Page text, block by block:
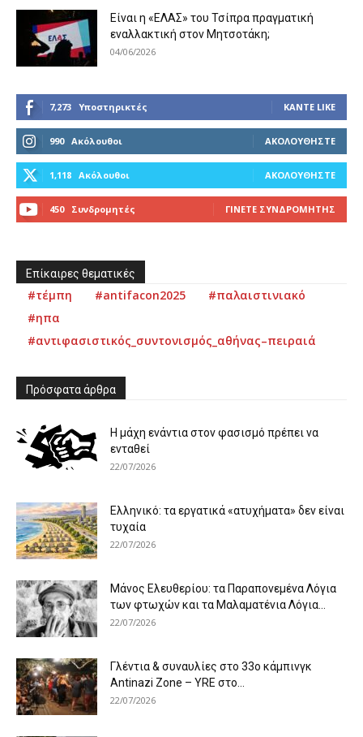
Είναι η «ΕΛΑΣ» του Τσίπρα πραγματική
εναλλακτική στον Μητσοτάκη;
04/06/2026
7,273 Υποστηρικτές ΚΆΝΤΕ LIKE
990 Ακόλουθοι ΑΚΟΛΟΥΘΉΣΤΕ
1,118 Ακόλουθοι ΑΚΟΛΟΥΘΉΣΤΕ
450 Συνδρομητές ΓΊΝΕΤΕ ΣΥΝΔΡΟΜΗΤΉΣ
Επίκαιρες θεματικές
#τέμπη #antifacon2025
#παλαιστινιακό
#ηπα
#αντιφασιστικός_συντονισμός_αθήνας–πειραιά
Πρόσφατα άρθρα
Η μάχη ενάντια στον φασισμό πρέπει να
ενταθεί
22/07/2026
Ελληνικό: τα εργατικά «ατυχήματα» δεν είναι
τυχαία
22/07/2026
Μάνος Ελευθερίου: τα Παραπονεμένα Λόγια
των φτωχών και τα Μαλαματένια Λόγια...
22/07/2026
Γλέντια & συναυλίες στο 33ο κάμπινγκ
Antinazi Zone – YRE στο...
22/07/2026